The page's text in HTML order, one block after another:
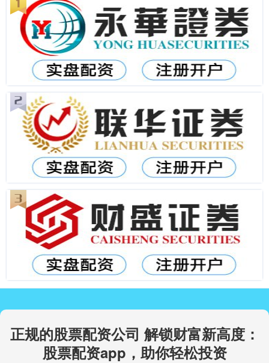
正规的股票配资公司 解锁财富新高度：
股票配资app，助你轻松投资